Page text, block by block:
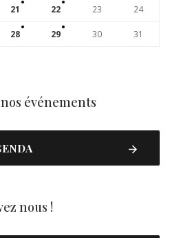
21 22 23 24
28 29 30 31
événements
nous !